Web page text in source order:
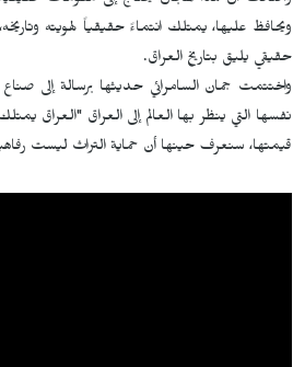
ويحافظ عليها، يمتلك انتماءً حقيقياً لهويته
حقيقي يليق بتاريخ العراق.
واختتمت جمان السامرائي حديثها برسالة إلى صناع
نفسها التي ينظر بها العالم إلى العراق "العراق
قيمتها، سنعرف حينها أن حماية التراث ليست